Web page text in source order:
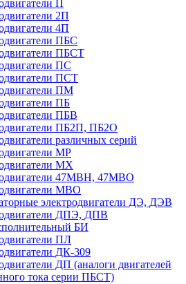
П
2П
4П
ПБС
ПБСТ
ПС
ПСТ
ПМ
ПБ
ПБВ
ПБ2П, ПБ2О
различных серий
МР
MX
47MBH, 47МВО
MBO
электродвигатели ДЭ, ДЭВ
ДПЭ, ДПВ
БИ
ПЛ
ДК-309
ДП (аналоги двигателей
тока серии ПБСТ)